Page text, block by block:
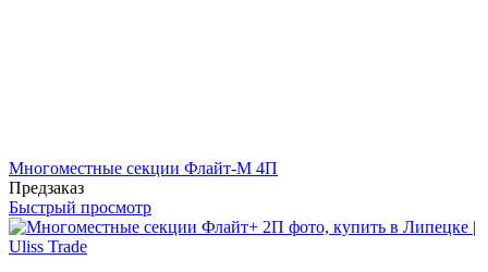
Многоместные секции Флайт-М 4П
Предзаказ
Быстрый просмотр